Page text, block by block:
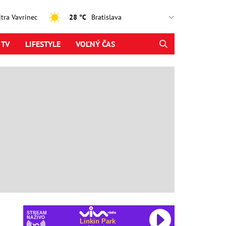
Vavrinec 28 °C
LIFESTYLE VOĽNÝ ČAS
STREAM
NAŽIVO
Linkin Park